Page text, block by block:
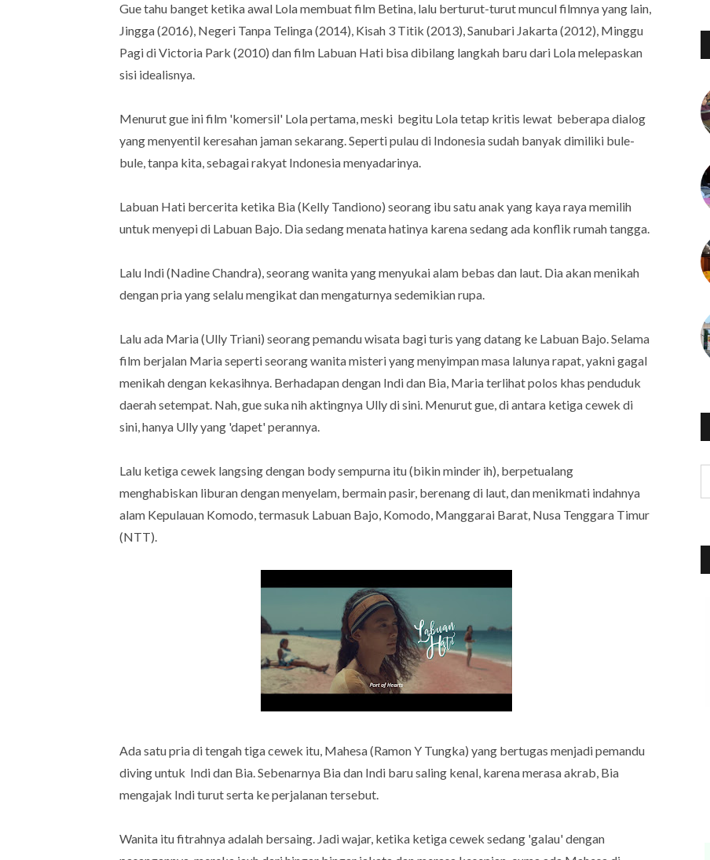
Gue tahu banget ketika awal Lola membuat film Betina, lalu berturut-turut muncul filmnya yang lain,
Jingga (2016), Negeri Tanpa Telinga (2014), Kisah 3 Titik (2013), Sanubari Jakarta (2012), Minggu
Pagi di Victoria Park (2010) dan film Labuan Hati bisa dibilang langkah baru dari Lola melepaskan
sisi idealisnya.
Menurut gue ini film 'komersil' Lola pertama, meski begitu Lola tetap kritis lewat beberapa dialog
yang menyentil keresahan jaman sekarang. Seperti pulau di Indonesia sudah banyak dimiliki bule-
bule, tanpa kita, sebagai rakyat Indonesia menyadarinya.
Labuan Hati bercerita ketika Bia (Kelly Tandiono) seorang ibu satu anak yang kaya raya memilih
untuk menyepi di Labuan Bajo. Dia sedang menata hatinya karena sedang ada konflik rumah tangga.
Lalu Indi (Nadine Chandra), seorang wanita yang menyukai alam bebas dan laut. Dia akan menikah
dengan pria yang selalu mengikat dan mengaturnya sedemikian rupa.
Lalu ada Maria (Ully Triani) seorang pemandu wisata bagi turis yang datang ke Labuan Bajo. Selama
film berjalan Maria seperti seorang wanita misteri yang menyimpan masa lalunya rapat, yakni gagal
menikah dengan kekasihnya. Berhadapan dengan Indi dan Bia, Maria terlihat polos khas penduduk
daerah setempat. Nah, gue suka nih aktingnya Ully di sini. Menurut gue, di antara ketiga cewek di
sini, hanya Ully yang 'dapet' perannya.
Lalu ketiga cewek langsing dengan body sempurna itu (bikin minder ih), berpetualang
menghabiskan liburan dengan menyelam, bermain pasir, berenang di laut, dan menikmati indahnya
alam Kepulauan Komodo, termasuk Labuan Bajo, Komodo, Manggarai Barat, Nusa Tenggara Timur
(NTT).
Ada satu pria di tengah tiga cewek itu, Mahesa (Ramon Y Tungka) yang bertugas menjadi pemandu
diving untuk Indi dan Bia. Sebenarnya Bia dan Indi baru saling kenal, karena merasa akrab, Bia
mengajak Indi turut serta ke perjalanan tersebut.
Wanita itu fitrahnya adalah bersaing. Jadi wajar, ketika ketiga cewek sedang 'galau' dengan